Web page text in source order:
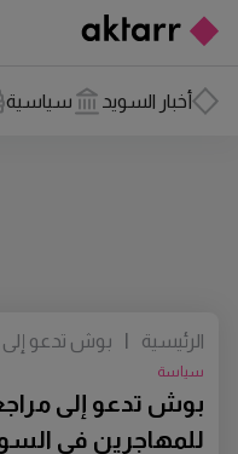
أخبار السويد سياسية
بوش تدعو إلى
للمهاجرين في
سياسة
الرئيسية
بوش تدعو